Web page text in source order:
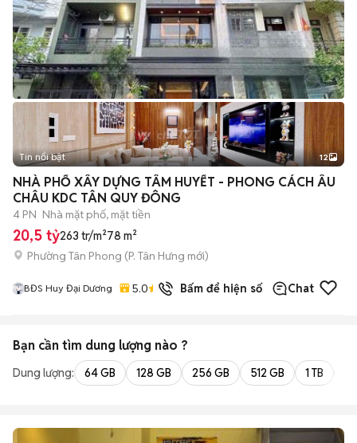
+2
Tin nổi bật 12
NHÀ PHỐ XÂY DỰNG TÂM HUYẾT - PHONG CÁCH ÂU
CHÂU KDC TÂN QUY ĐÔNG
4 PN Nhà mặt phố, mặt tiền
20,5 tỷ263 tr/m²78 m²
Phường Tân Phong (P. Tân Hưng mới)
BĐS Huy Đại Dương 5.0 89đã bán
Bấm để hiện số Chat
Bạn cần tìm dung lượng nào ?
Dung lượng: 64 GB 128 GB 256 GB 512 GB 1 TB